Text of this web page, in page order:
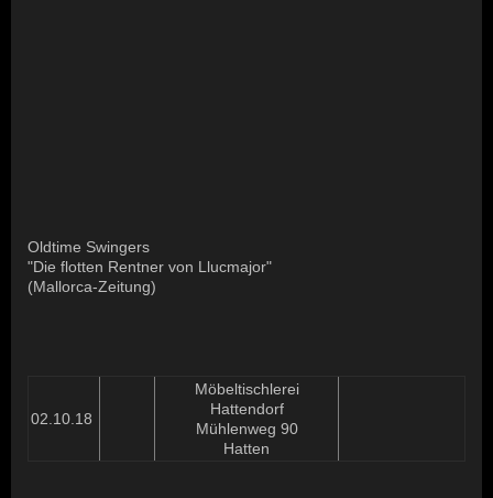
Oldtime Swingers
"Die flotten Rentner von Llucmajor"
(Mallorca-Zeitung)
02.10.18
Möbeltischlerei
Hattendorf
Mühlenweg 90
Hatten